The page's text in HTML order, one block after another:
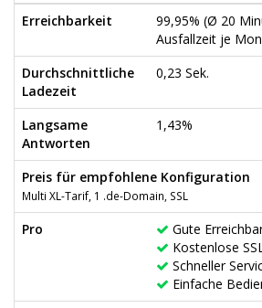
Erreichbarkeit
99,95% (Ø 20
Ausfallzeit je
Durchschnittliche
Ladezeit
0,23 Sek.
Langsame
Antworten
1,43%
Preis für empfohlene Konfiguration
Multi XL-Tarif, 1 .de-Domain, SSL
Pro
Gute
Kostenlose
Schneller
Einfache